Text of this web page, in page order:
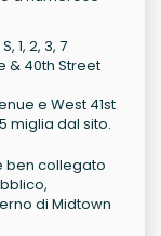
1, 2, 3, 7
& 40th Street
e West 41st
miglia dal sito.
ben collegato
di Midtown